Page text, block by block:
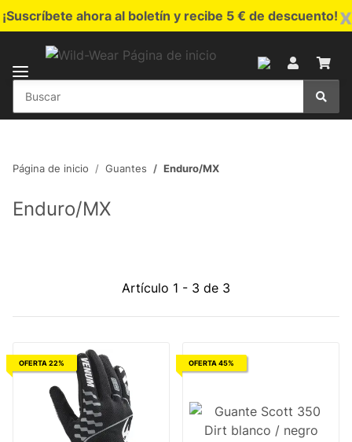
x
¡Suscríbete ahora al boletín y recibe 5 € de descuento!
Página de inicio Guantes Enduro/MX
Enduro/MX
Artículo 1 - 3 de 3
OFERTA 22% OFERTA 45%